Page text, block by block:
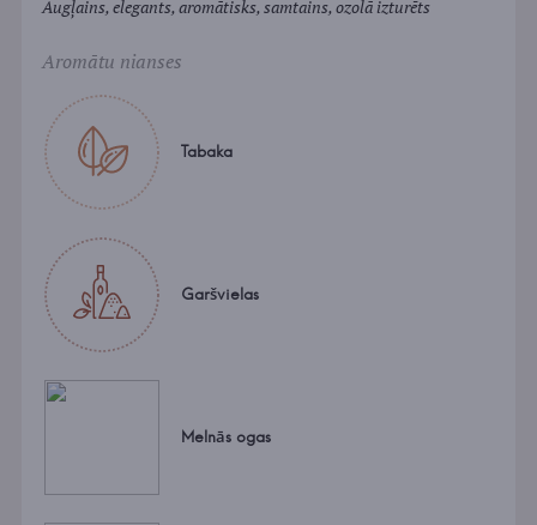
Augļains, elegants, aromātisks, samtains, ozolā izturēts
Aromātu nianses
Tabaka
Garšvielas
Melnās ogas